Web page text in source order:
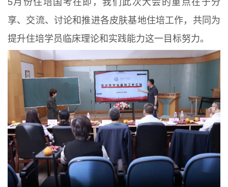
享、交流、讨论和推进各皮肤基地住培工作，共同为
提升住培学员临床理论和实践能力这一目标努力。